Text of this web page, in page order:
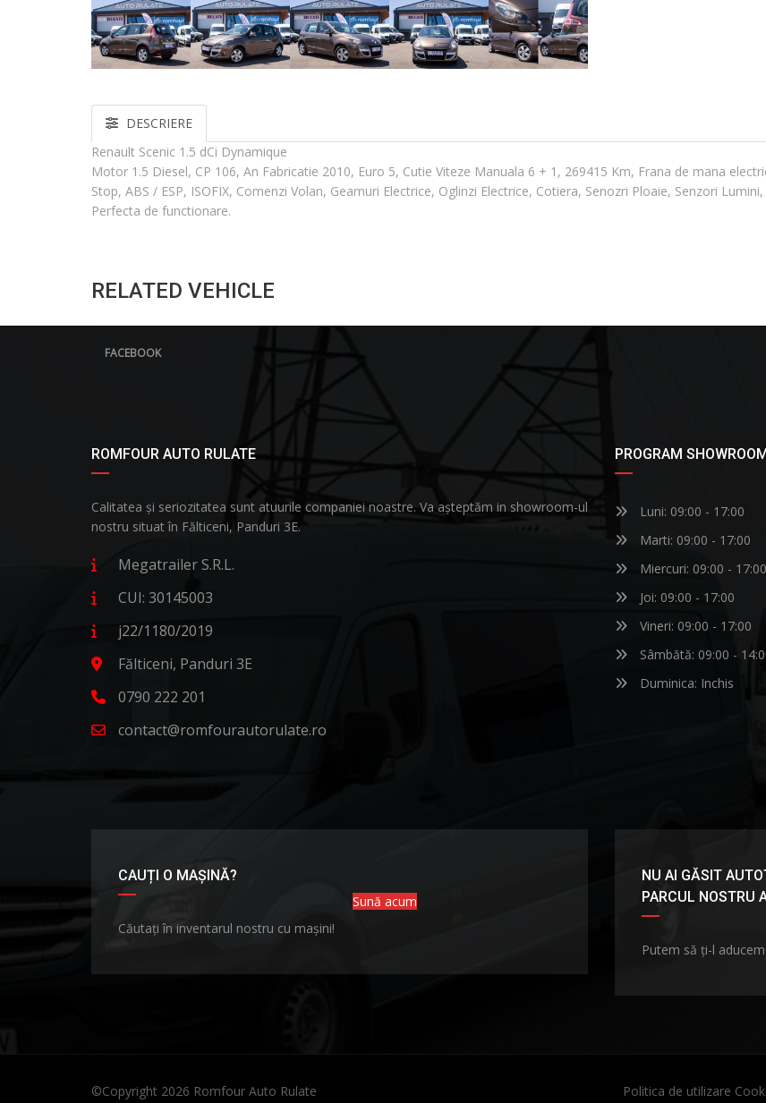
DESCRIERE
Renault Scenic 1.5 dCi Dynamique
Motor 1.5 Diesel, CP 106, An Fabricatie 2010, Euro 5, Cutie Viteze Manuala 6 + 1, 269415 Km, Frana de mana
Stop, ABS / ESP, ISOFIX, Comenzi Volan, Geamuri Electrice, Oglinzi Electrice, Cotiera, Senozri Ploaie, Senzori
Perfecta de functionare.
RELATED VEHICLE
FACEBOOK
ROMFOUR AUTO RULATE
Calitatea și seriozitatea sunt atuurile companiei noastre. Va așteptăm in showroom-ul
nostru situat în Fălticeni, Panduri 3E.
Megatrailer S.R.L.
CUI: 30145003
j22/1180/2019
Fălticeni, Panduri 3E
0790 222 201
contact@romfourautorulate.ro
PROGRAM
Luni: 09:00 - 17:00
Marti: 09:00 - 17:00
Miercuri: 09:00 - 17:00
Joi: 09:00 - 17:00
Vineri: 09:00 - 17:00
Sâmbătă: 09:00 -
Duminica: Inchis
CAUȚI O MAȘINĂ?
Căutați în inventarul nostru cu mașini!
Sună acum
NU AI GĂSIT
PARCUL NOSTRU
Putem să ți-l
©Copyright 2026 Romfour Auto Rulate Politica de utilizare